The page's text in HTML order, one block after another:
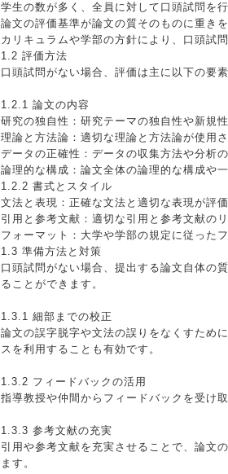
学生の数が多く、全員に対して口頭試問を
論文の評価基準が論文の質そのものに重き
カリキュラムや学部の方針により、口頭試
1.2 評価方法
口頭試問がない場合、評価は主に以下の要
1.2.1 論文の内容
研究の独自性：研究テーマの独自性や新規
理論と方法論：適切な理論と方法論が使用
データの正確性：データの収集方法や分析
論理的な構成：論文全体の論理的な構成や
1.2.2 書式とスタイル
文法と表現：正確な文法と適切な表現が評価
引用と参考文献：適切な引用と参考文献の
フォーマット：大学や学部の規定に従った
1.3 準備方法と対策
口頭試問がない場合、提出する論文自体の
ることができます。
1.3.1 細部までの校正
論文の誤字脱字や文法の誤りをなくすため
スを利用することも有効です。
1.3.2 フィードバックの活用
指導教授や仲間からフィードバックを受け
1.3.3 参考文献の充実
引用や参考文献を充実させることで、論文
ます。